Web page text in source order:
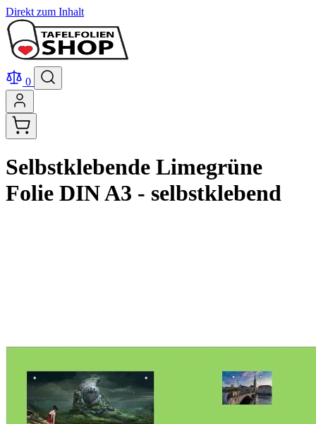
Direkt zum Inhalt
0
Selbstklebende Limegrüne
Folie DIN A3 - selbstklebend